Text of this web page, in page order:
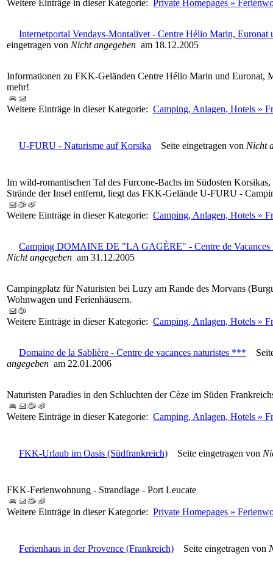
Weitere Einträge in dieser Kategorie: Private Homepages »
Internetportal Vendays-Montalivet - Centre Hélio Marin,
eingetragen von Nicht angegeben am 18.12.2005
Informationen zu FKK-Geländen Centre Hélio Marin und Euronat,
mehr!
Weitere Einträge in dieser Kategorie: Camping, Anlagen, Hotels »
U-FURU - Naturisme auf Korsika Seite eingetragen von Nicht
Im wild-romantischen Tal des Furcone-Bachs im Südosten
Strände der Insel entfernt, liegt das FKK-Gelände U-FURU -
Weitere Einträge in dieser Kategorie: Camping, Anlagen, Hotels »
Camping DOMAINE DE "LA GAGÈRE" - Centre de Vacances
Nicht angegeben am 31.12.2005
Campingplatz für Naturisten bei Luzy am Rande des Morvans
Wohnwagen und Ferienhäusern.
Weitere Einträge in dieser Kategorie: Camping, Anlagen, Hotels »
Domaine de la Sablière - Centre de vacances naturistes ***
angegeben am 22.01.2006
Naturisten Paradies in den Schluchten der Cèze im Süden
Weitere Einträge in dieser Kategorie: Camping, Anlagen, Hotels »
FKK-Urlaub im Oasis (Südfrankreich) Seite eingetragen von
FKK-Ferienwohnung - Strandlage - Port Leucate
Weitere Einträge in dieser Kategorie: Private Homepages »
Ferienhaus in der Provence (Frankreich) Seite eingetragen von